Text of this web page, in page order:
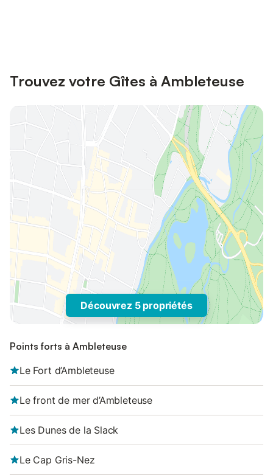
Trouvez votre Gîtes à Ambleteuse
Découvrez 5 propriétés
Points forts à Ambleteuse
Le Fort d’Ambleteuse
Le front de mer d’Ambleteuse
Les Dunes de la Slack
Le Cap Gris-Nez